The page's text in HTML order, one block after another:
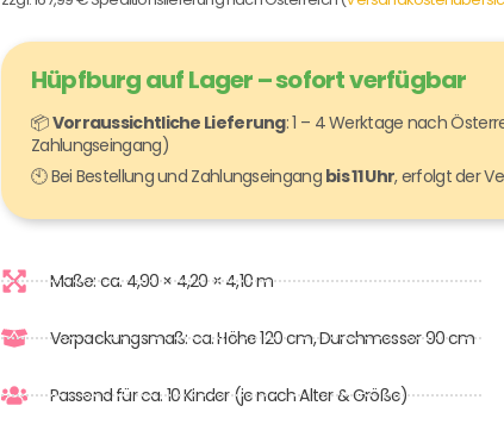
Hüpfburg auf Lager – sofort verfügbar
📦Vorraussichtliche Lieferung: 1 – 4 Werktage nach
Zahlungseingang)
🕙 Bei Bestellung und Zahlungseingang bis 11 Uhr, erfolgt der
Maße: ca. 4,90 × 4,20 × 4,10 m
Verpackungsmaß: ca. Höhe 120 cm, Durchmesser 90 cm
Passend für ca. 10 Kinder (je nach Alter & Größe)